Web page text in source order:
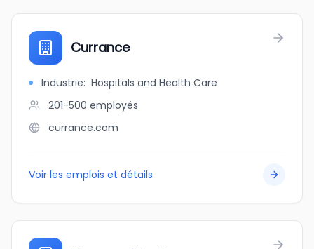
Currance
Industrie: Hospitals and Health Care
201-500 employés
currance.com
Voir les emplois et détails